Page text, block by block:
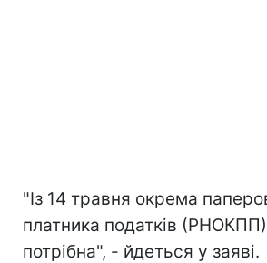
"Із 14 травня окрема
платника податків
потрібна", - йдеться у заяві.